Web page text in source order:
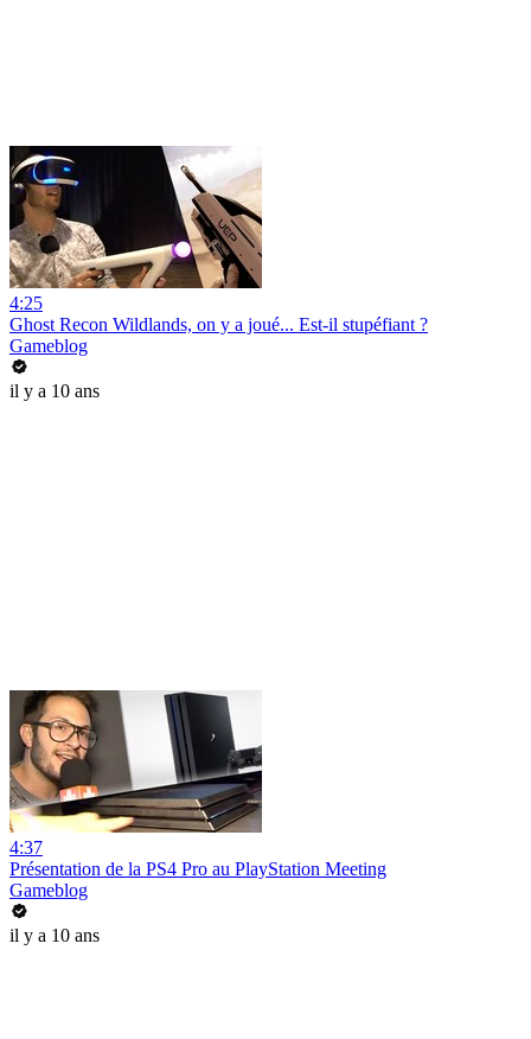
4:25
Ghost Recon Wildlands, on y a joué... Est-il stupéfiant ?
Gameblog
il y a 10 ans
4:37
Présentation de la PS4 Pro au PlayStation Meeting
Gameblog
il y a 10 ans